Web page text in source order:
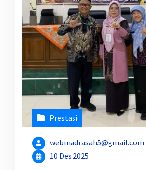
Prestasi
webmadrasah5@gmail.com
10 Des 2025